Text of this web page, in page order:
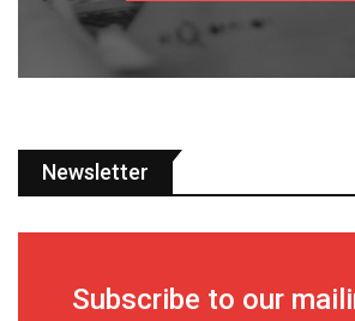
Newsletter
Subscribe to our